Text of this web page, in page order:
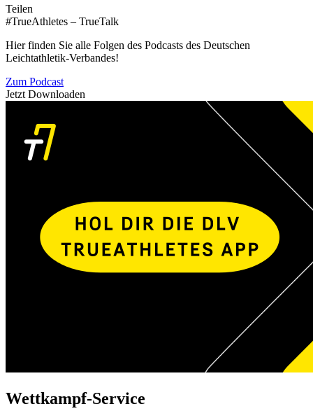
Teilen
#TrueAthletes – TrueTalk
Hier finden Sie alle Folgen des Podcasts des Deutschen
Leichtathletik-Verbandes!
Zum Podcast
Jetzt Downloaden
Wettkampf-Service